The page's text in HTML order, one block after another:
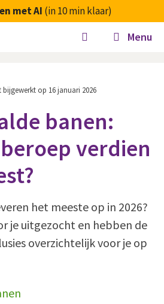
met AI (in 10 min klaar)
Menu
bijgewerkt op 16 januari 2026
banen:
verdien
het meeste op in 2026?
je uitgezocht en hebben de
overzichtelijk voor je op